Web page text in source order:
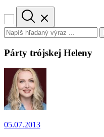
Párty trójskej Heleny
05.07.2013